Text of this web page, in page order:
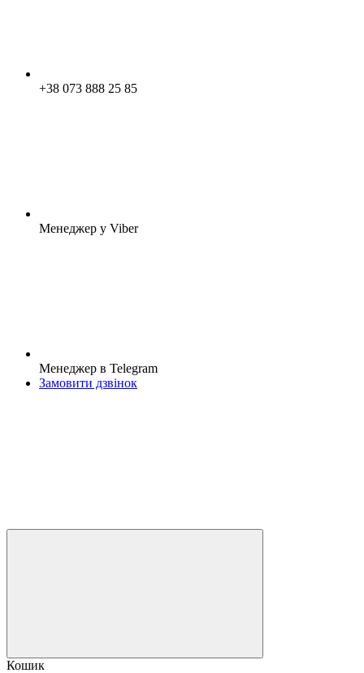
+38 073 888 25 85
Менеджер у Viber
Менеджер в Telegram
Замовити дзвінок
Кошик